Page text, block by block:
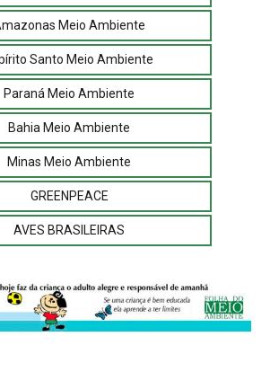
Meio Ambiente
Santo Meio Ambiente
Paraná Meio Ambiente
Bahia Meio Ambiente
Minas Meio Ambiente
GREENPEACE
AVES BRASILEIRAS